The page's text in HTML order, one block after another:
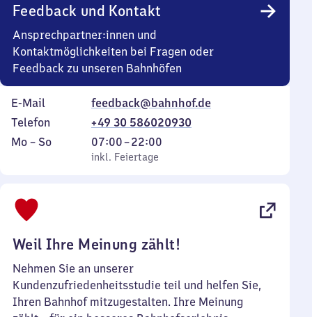
Feedback und Kontakt
Ansprechpartner:innen und
Kontaktmöglichkeiten bei Fragen oder
Feedback zu unseren Bahnhöfen
E-Mail
feedback@bahnhof.de
Telefon
+49 30 586020930
Montag
Mo – So,
inkl. Feiertage
07:00–22:00
Von
7
inkl. Feiertage
Weil Ihre Meinung zählt!
Nehmen Sie an unserer
Kundenzufriedenheitsstudie teil und helfen Sie,
Ihren Bahnhof mitzugestalten. Ihre Meinung